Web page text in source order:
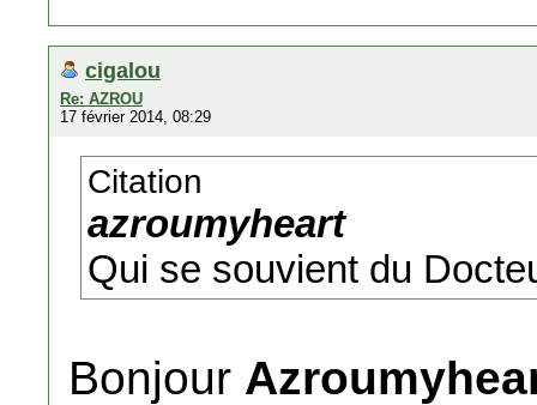
cigalou
Re: AZROU
17 février 2014, 08:29
Citation
azroumyheart
Qui se souvient du
Bonjour